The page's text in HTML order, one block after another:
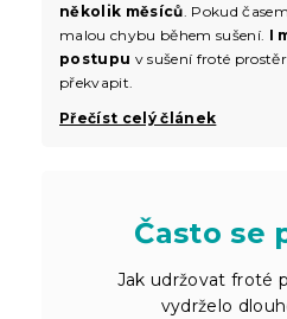
několik měsíců. Pokud
malou chybu během sušení. I
postupu v sušení froté
překvapit.
Přečíst celý článek
Často se
Jak udržovat froté
vydrželo